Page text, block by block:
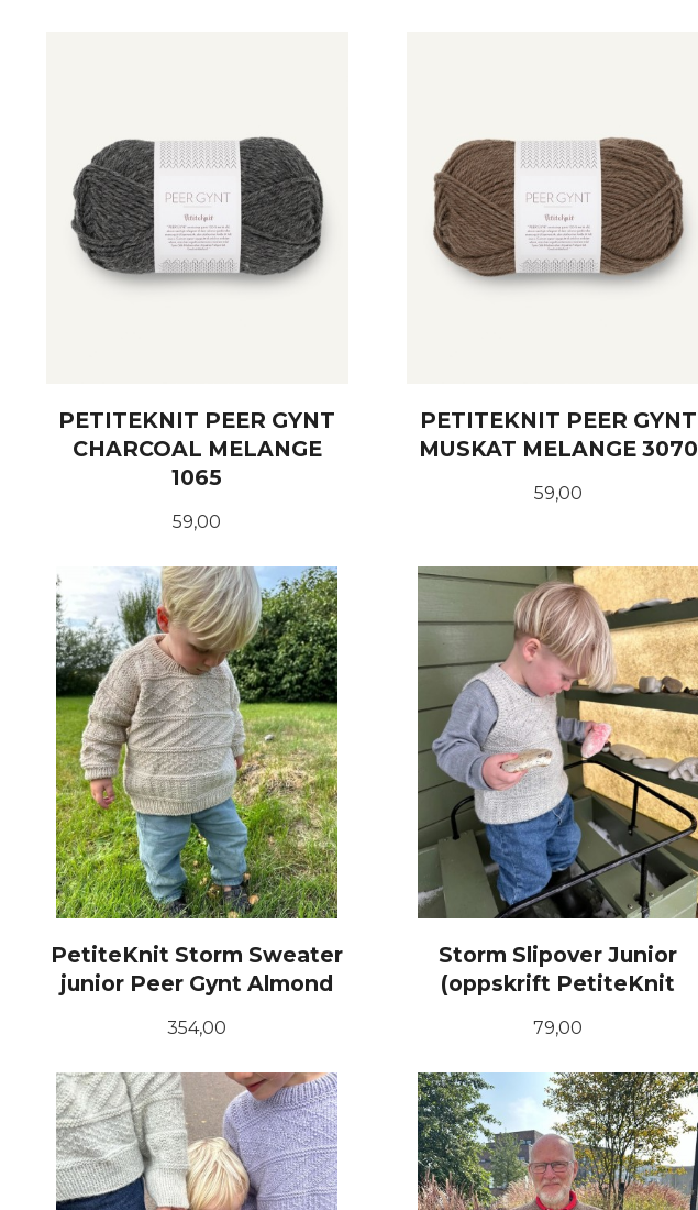
PETITEKNIT PEER GYNT
CHARCOAL MELANGE
1065
Pris
59,00
KJØP
PETITEKNIT PEER GYNT
MUSKAT MELANGE 3070
Pris
59,00
KJØP
PetiteKnit Storm Sweater
junior Peer Gynt Almond
Pris
354,00
LES MER
Storm Slipover Junior
(oppskrift PetiteKnit
Pris
79,00
KJØP